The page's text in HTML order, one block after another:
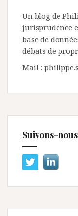
Un blog de
jurisprudence
base de
débats de
Mail :
Suivons-